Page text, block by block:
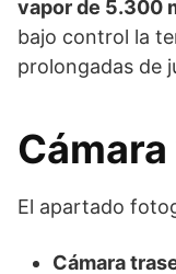
vapor de 5.300
bajo control la
prolongadas de
El apartado
Cámara